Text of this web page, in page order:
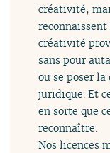
créativité,
créativité
sans pour
ou se poser
juridique. Et
en sorte que
reconnaître.
Nos licences